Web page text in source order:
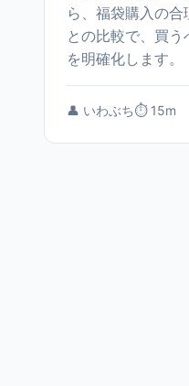
ら、福袋購入の合
との比較で、買
を明確化します。
👤 いわぶち⏱️ 15m